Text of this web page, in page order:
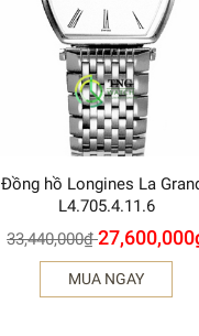
Đồng hồ Longines La
L4.705.4.11.6
33,440,000₫ 27,600,000
MUA NGAY